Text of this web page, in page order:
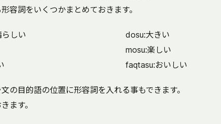
容詞をいくつかまとめておきます。
しい
dosu:大きい
mosu:楽しい
faqtasu:おいしい
の目的語の位置に形容詞を入れる事もできます。
ます。